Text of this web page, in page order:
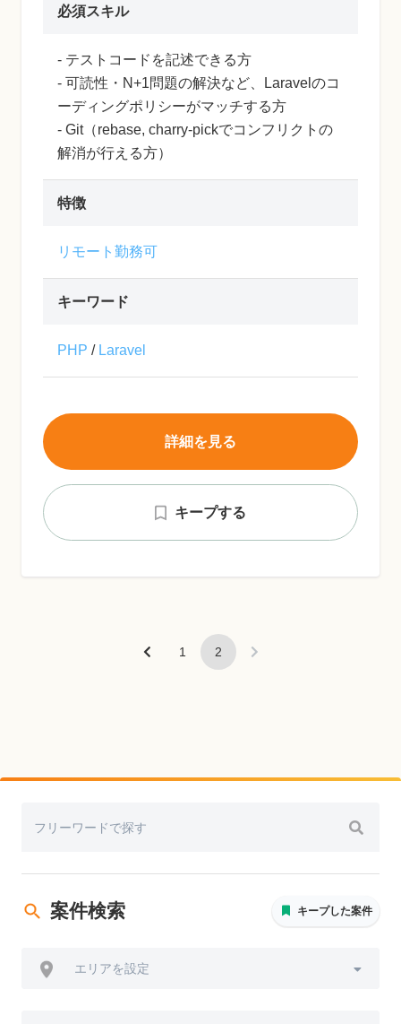
必須スキル
- テストコードを記述できる方
- 可読性・N+1問題の解決など、Laravelのコ
ーディングポリシーがマッチする方
- Git（rebase, charry-pickでコンフリクトの
解消が行える方）
特徴
リモート勤務可
キーワード
PHP / Laravel
キープする
詳細を見る
1 2
案件検索 キープした案件
エリアを設定